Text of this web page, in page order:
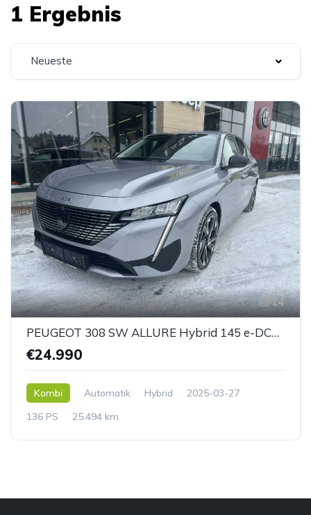
1 Ergebnis
Neueste
14
PEUGEOT 308 SW ALLURE Hybrid 145 e-DCS6
€24.990
Kombi Automatik Hybrid
2025-03-27
136 PS
25.494 km